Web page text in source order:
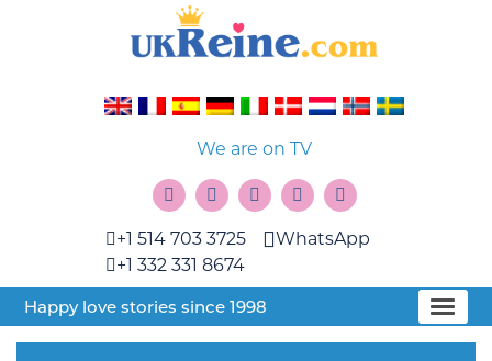
We are on TV
+1 514 703 3725
+1 332 331 8674
WhatsApp
Happy love stories since 1998